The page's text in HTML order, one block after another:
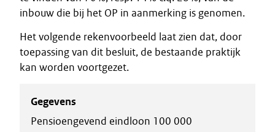
inbouw die bij het OP in aanmerking is genomen.
Het volgende rekenvoorbeeld laat zien dat, door
toepassing van dit besluit, de bestaande praktijk
kan worden voortgezet.
Gegevens
Pensioengevend eindloon 100 000